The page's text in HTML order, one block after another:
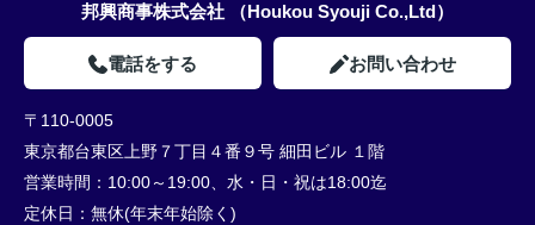
邦興商事株式会社 （Houkou Syouji Co.,Ltd）
電話をする お問い合わせ
〒110-0005
東京都台東区上野７丁目４番９号 細田ビル １階
営業時間： 10:00～19:00、水・日・祝は18:00迄
定休日： 無休(年末年始除く)